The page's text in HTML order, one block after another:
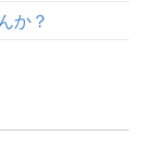
か？